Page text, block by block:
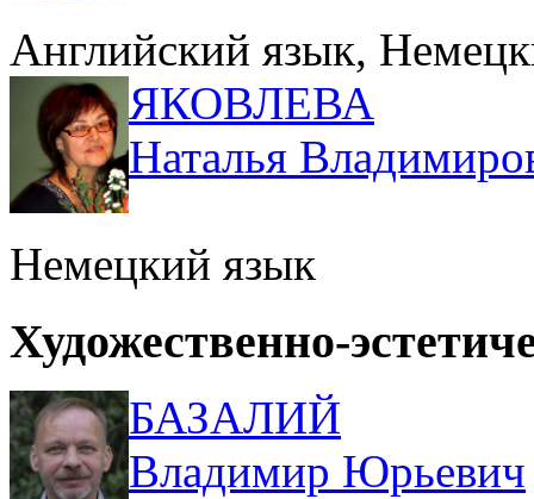
Английский язык,
ЯКОВЛЕВА
Наталья
Немецкий язык
Художественно-
БАЗАЛИЙ
Владимир Юрьевич